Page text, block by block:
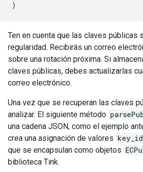
Ten en cuenta que las claves públicas
regularidad. Recibirás un correo
sobre una rotación próxima. Si
claves públicas, debes actualizarlas
correo electrónico.
Una vez que se recuperan las claves
analizar. El siguiente método
una cadena JSON, como el ejemplo
crea una asignación de valores key_id
que se encapsulan como objetos
biblioteca Tink.